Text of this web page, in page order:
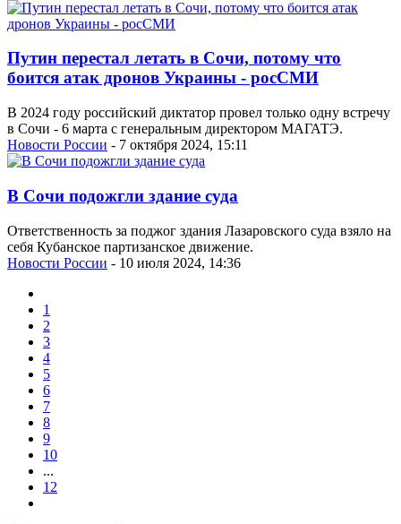
Путин перестал летать в Сочи, потому что
боится атак дронов Украины - росСМИ
В 2024 году российский диктатор провел только одну встречу
в Сочи - 6 марта с генеральным директором МАГАТЭ.
Новости России - 7 октября 2024, 15:11
В Сочи подожгли здание суда
Ответственность за поджог здания Лазаровского суда взяло на
себя Кубанское партизанское движение.
Новости России - 10 июля 2024, 14:36
1
2
3
4
5
6
7
8
9
10
...
12